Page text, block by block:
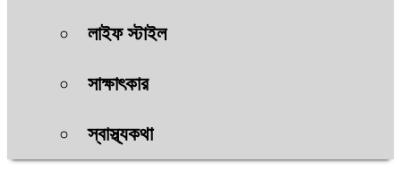
লাইফ স্টাইল
সাক্ষাৎকার
স্বাস্থ্যকথা